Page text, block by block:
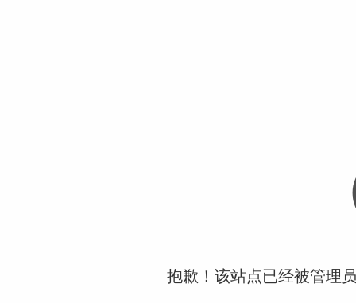
抱歉！该站点已经被管理